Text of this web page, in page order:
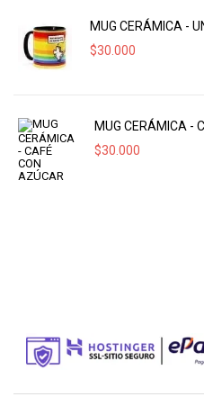
MUG CERÁMICA -
$30.000
MUG CERÁMICA -
$30.000